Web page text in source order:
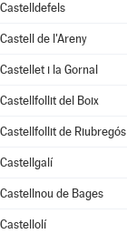
Castelldefels
Castell de l'Areny
Castellet i la Gornal
Castellfollit del Boix
Castellfollit de Riubregós
Castellgalí
Castellnou de Bages
Castellolí